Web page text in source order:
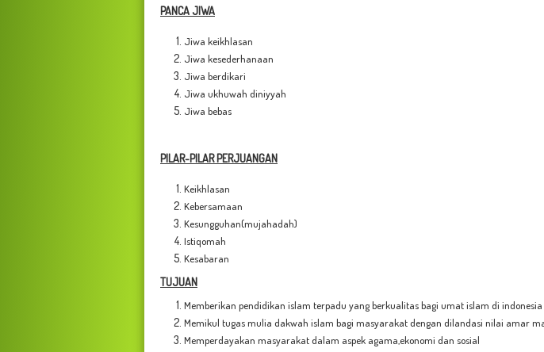
PANCA JIWA
Jiwa keikhlasan
Jiwa kesederhanaan
Jiwa berdikari
Jiwa ukhuwah diniyyah
Jiwa bebas
PILAR-PILAR PERJUANGAN
Keikhlasan
Kebersamaan
Kesungguhan(mujahadah)
Istiqomah
Kesabaran
TUJUAN
Memberikan pendidikan islam terpadu yang berkualitas bagi umat islam di
Memikul tugas mulia dakwah islam bagi masyarakat dengan dilandasi nilai amar
Memperdayakan masyarakat dalam aspek agama,ekonomi dan sosial